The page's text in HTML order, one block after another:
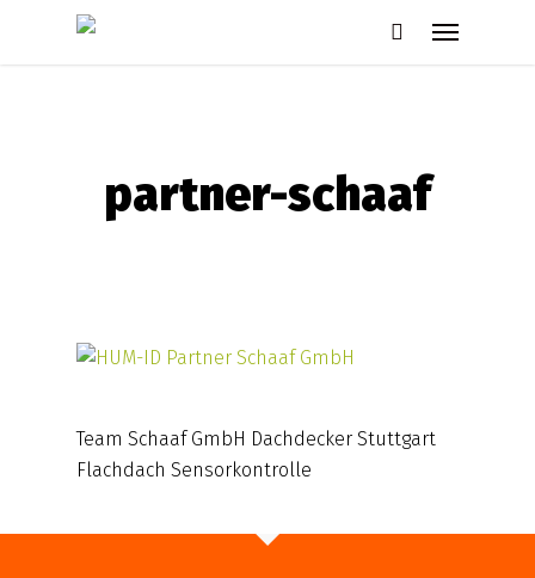
Menu
partner-schaaf
Team Schaaf GmbH Dachdecker Stuttgart
Flachdach Sensorkontrolle